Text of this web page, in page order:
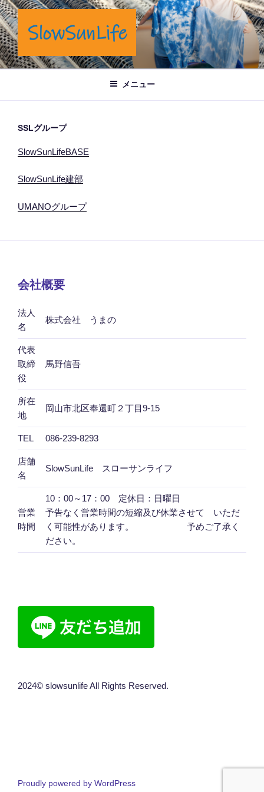
コ
ン
テ
ン
ツ
岡山市奉還町でカフェと藍染商品を製造販売しています。
メニュー
SSLグループ
SlowSunLifeBASE
SlowSunLife建部
UMANOグループ
会社概要
法人
名
株式会社 うまの
代表
取締
役
馬野信吾
所在
地
岡山市北区奉還町２丁目9-15
TEL 086-239-8293
店舗
名
SlowSunLife スローサンライフ
営業
時間
10：00～17：00 定休日：日曜日
予告なく営業時間の短縮及び休業させて いただ
く可能性があります。 予めご了承く
ださい。
2024© slowsunlife All Rights Reserved.
Proudly powered by WordPress